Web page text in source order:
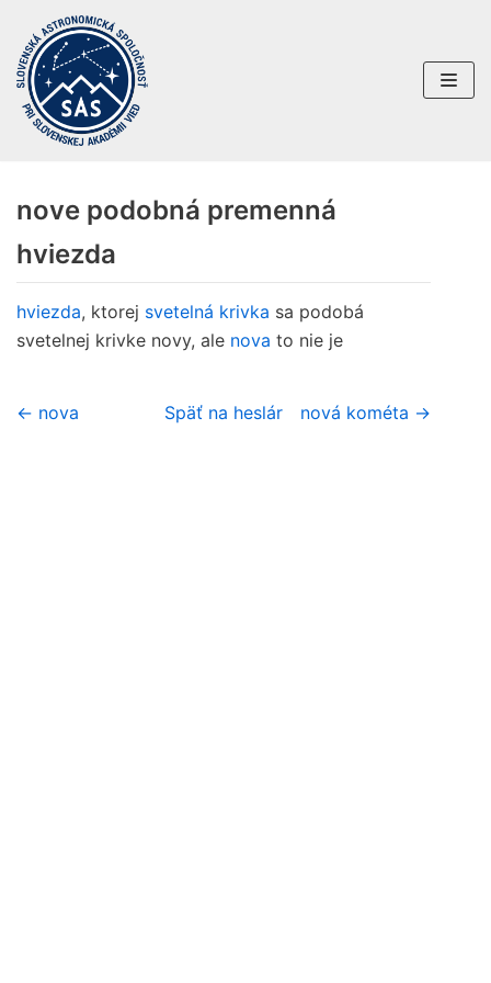
Preskočiť
na
obsah
nove podobná premenná
hviezda
hviezda, ktorej svetelná krivka sa podobá
svetelnej krivke novy, ale nova to nie je
← nova Späť na heslár nová kométa →